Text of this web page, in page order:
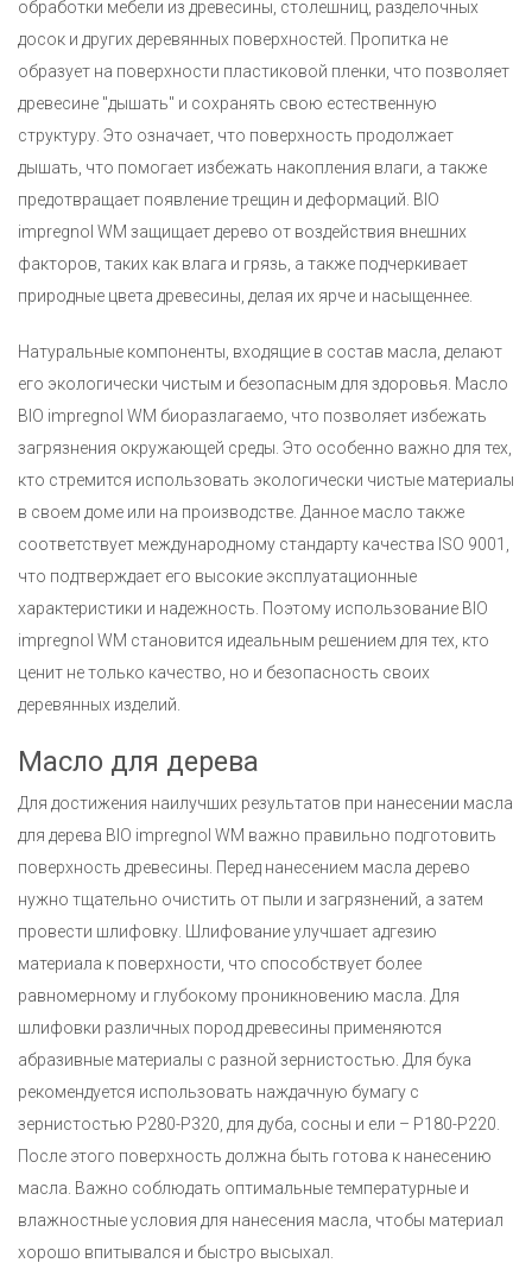
обработки мебели из древесины, столешниц, разделочных
досок и других деревянных поверхностей. Пропитка не
образует на поверхности пластиковой пленки, что позволяет
древесине "дышать" и сохранять свою естественную
структуру. Это означает, что поверхность продолжает
дышать, что помогает избежать накопления влаги, а также
предотвращает появление трещин и деформаций. BIO
impregnol WM защищает дерево от воздействия внешних
факторов, таких как влага и грязь, а также подчеркивает
природные цвета древесины, делая их ярче и насыщеннее.
Натуральные компоненты, входящие в состав масла, делают
его экологически чистым и безопасным для здоровья. Масло
BIO impregnol WM биоразлагаемо, что позволяет избежать
загрязнения окружающей среды. Это особенно важно для тех,
кто стремится использовать экологически чистые материалы
в своем доме или на производстве. Данное масло также
соответствует международному стандарту качества ISO 9001,
что подтверждает его высокие эксплуатационные
характеристики и надежность. Поэтому использование BIO
impregnol WM становится идеальным решением для тех, кто
ценит не только качество, но и безопасность своих
деревянных изделий.
Масло для дерева
Для достижения наилучших результатов при нанесении масла
для дерева BIO impregnol WM важно правильно подготовить
поверхность древесины. Перед нанесением масла дерево
нужно тщательно очистить от пыли и загрязнений, а затем
провести шлифовку. Шлифование улучшает адгезию
материала к поверхности, что способствует более
равномерному и глубокому проникновению масла. Для
шлифовки различных пород древесины применяются
абразивные материалы с разной зернистостью. Для бука
рекомендуется использовать наждачную бумагу с
зернистостью Р280-Р320, для дуба, сосны и ели – Р180-Р220.
После этого поверхность должна быть готова к нанесению
масла. Важно соблюдать оптимальные температурные и
влажностные условия для нанесения масла, чтобы материал
хорошо впитывался и быстро высыхал.